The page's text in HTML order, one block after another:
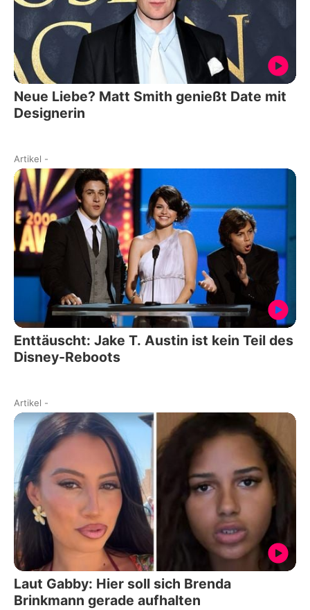
Neue Liebe? Matt Smith genießt Date mit
Designerin
Artikel -
Enttäuscht: Jake T. Austin ist kein Teil des
Disney-Reboots
Artikel -
Laut Gabby: Hier soll sich Brenda
Brinkmann gerade aufhalten